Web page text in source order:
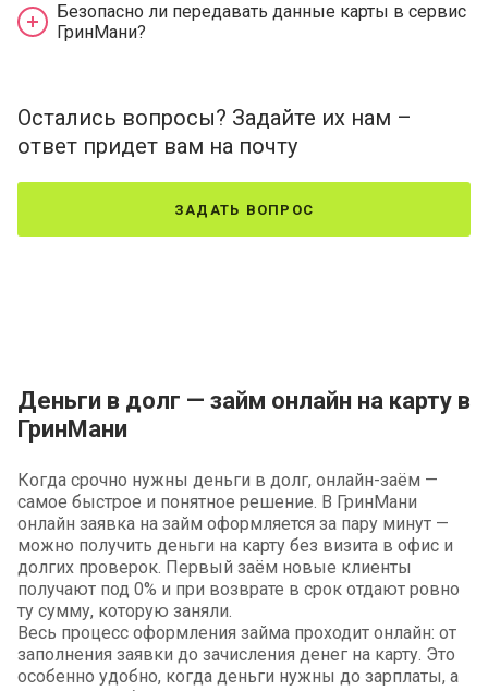
Безопасно ли передавать данные карты в сервис
ГринМани?
Остались вопросы? Задайте их нам –
ответ придет вам на почту
задать вопрос
Деньги в долг — займ онлайн на карту в
ГринМани
Когда срочно нужны деньги в долг, онлайн-заём —
самое быстрое и понятное решение. В ГринМани
онлайн заявка на займ оформляется за пару минут —
можно получить деньги на карту без визита в офис и
долгих проверок. Первый заём новые клиенты
получают под 0% и при возврате в срок отдают ровно
ту сумму, которую заняли.
Весь процесс оформления займа проходит онлайн: от
заполнения заявки до зачисления денег на карту. Это
особенно удобно, когда деньги нужны до зарплаты, а